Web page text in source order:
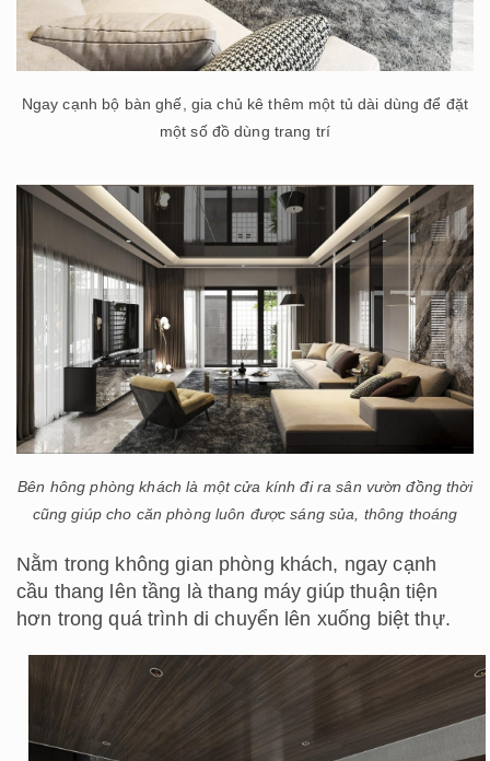
Ngay cạnh bộ bàn ghế, gia chủ kê thêm một tủ dài dùng để đặt
một số đồ dùng trang trí
Bên hông phòng khách là một cửa kính đi ra sân vườn đồng thời
cũng giúp cho căn phòng luôn được sáng sủa, thông thoáng
Nằm trong không gian phòng khách, ngay cạnh
cầu thang lên tầng là thang máy giúp thuận tiện
hơn trong quá trình di chuyển lên xuống biệt thự.